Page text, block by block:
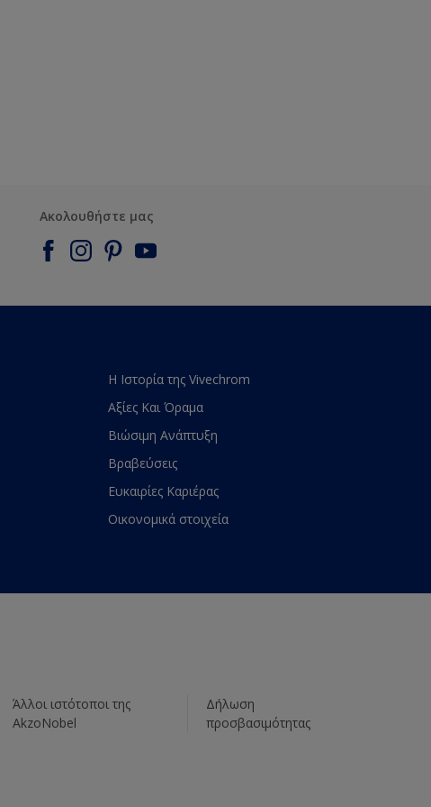
Ακολουθήστε μας
Η Ιστορία της Vivechrom
Αξίες Και Όραμα
Βιώσιμη Ανάπτυξη
Βραβεύσεις
Ευκαιρίες Καριέρας
Οικονομικά στοιχεία
Άλλοι ιστότοποι της
AkzoNobel
Δήλωση
προσβασιμότητας